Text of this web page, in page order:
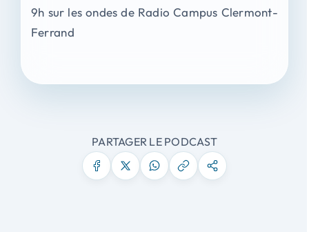
9h sur les ondes de Radio Campus Clermont-
Ferrand
PARTAGER LE PODCAST